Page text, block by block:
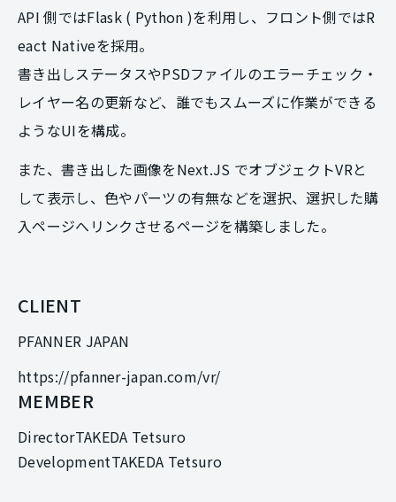
API 側ではFlask ( Python )を利用し、フロント側ではR
eact Nativeを採用。
書き出しステータスやPSDファイルのエラーチェック・
レイヤー名の更新など、誰でもスムーズに作業ができる
ようなUIを構成。
また、書き出した画像をNext.JS でオブジェクトVRと
して表示し、色やパーツの有無などを選択、選択した購
入ページへリンクさせるページを構築しました。
CLIENT
PFANNER JAPAN
https://pfanner-japan.com/vr/
MEMBER
DirectorTAKEDA Tetsuro
DevelopmentTAKEDA Tetsuro